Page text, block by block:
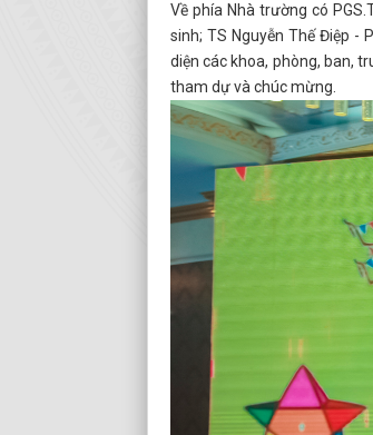
Về phía Nhà trường có
sinh; TS Nguyễn Thế Điệp -
diện các khoa, phòng, ban,
tham dự và chúc mừng.